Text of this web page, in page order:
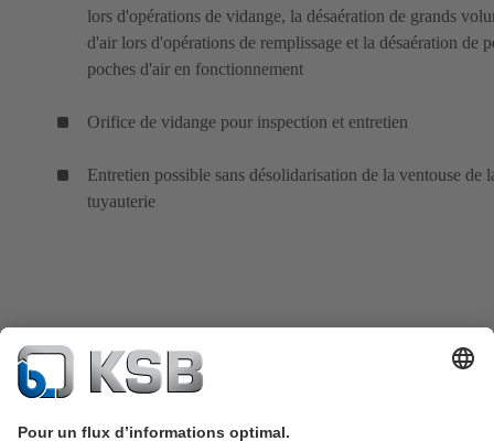
lors d'opérations de vidange, la désaération de grands
d'air lors d'opérations de remplissage et la désaération de
poches d'air en fonctionnement
Orifice de vidange pour inspection et entretien
Entretien possible sans désolidarisation de la ventouse de
tuyauterie